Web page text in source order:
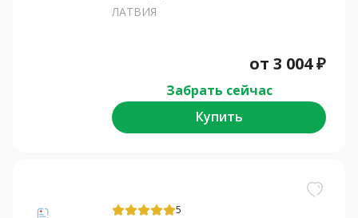
ЛАТВИЯ
от 3 004₽
Забрать сейчас
Купить
5